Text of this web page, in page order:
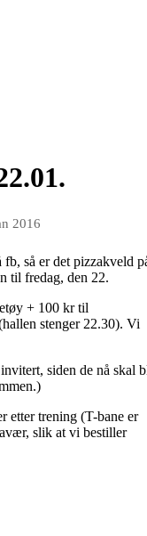
2016
fb, så er det pizzakveld
til fredag, den 22.
+ 100 kr til
stenger 22.30). Vi
siden de nå skal
etter trening (T-bane er
slik at vi bestiller